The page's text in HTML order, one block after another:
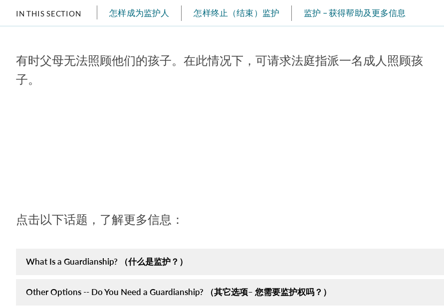
IN THIS SECTION 怎样成为监护人 怎样终止（结束）监护 监护 – 获得帮助及更多信息
有时父母无法照顾他们的孩子。在此情况下，可请求法庭指派一名成人照顾孩
子。
点击以下话题，了解更多信息：
What Is a Guardianship? （什么是监护？）
Other Options -- Do You Need a Guardianship? （其它选项– 您需要监护权吗？）